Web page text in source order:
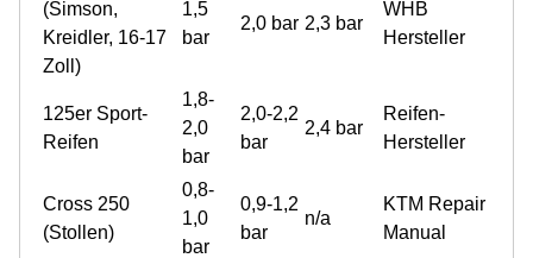
(Simson,
Kreidler, 16-17
Zoll)
1,5
bar
2,0 bar 2,3 bar
WHB
Hersteller
125er Sport-
Reifen
1,8-
2,0
bar
2,0-2,2
bar
2,4 bar
Reifen-
Hersteller
Cross 250
(Stollen)
0,8-
1,0
bar
0,9-1,2
bar
n/a
KTM Repair
Manual